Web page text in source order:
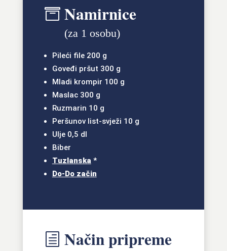
 Namirnice
(za 1 osobu)
Pileći file 200 g
Goveđi pršut 300 g
Mladi krompir 100 g
Maslac 300 g
Ruzmarin 10 g
Peršunov list-svježi 10 g
Ulje 0,5 dl
Biber
Tuzlanska*
Do-Do začin
h Način pripreme